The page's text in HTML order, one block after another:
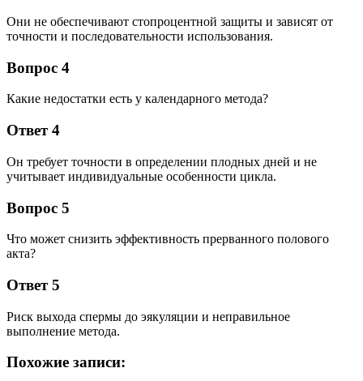
Они не обеспечивают стопроцентной защиты и зависят от
точности и последовательности использования.
Вопрос 4
Какие недостатки есть у календарного метода?
Ответ 4
Он требует точности в определении плодных дней и не
учитывает индивидуальные особенности цикла.
Вопрос 5
Что может снизить эффективность прерванного полового
акта?
Ответ 5
Риск выхода спермы до эякуляции и неправильное
выполнение метода.
Похожие записи: